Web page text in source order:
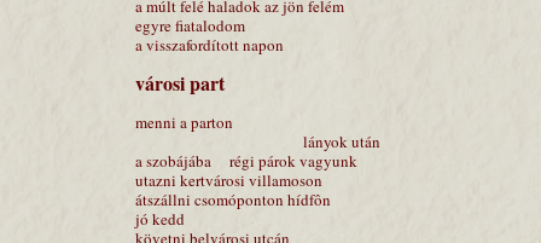
a múlt felé haladok az jön felém
egyre fiatalodom
a visszafordított napon
városi part
menni a parton
lányok után
a szobájába régi párok vagyunk
utazni kertvárosi villamoson
átszállni csomóponton hídfôn
jó kedd
követni belvárosi utcán